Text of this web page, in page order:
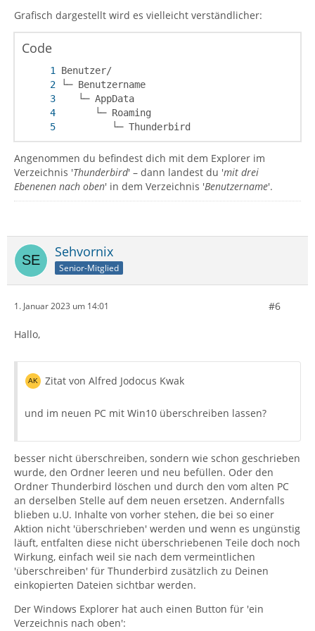
Grafisch dargestellt wird es vielleicht verständlicher:
Code
         └─ Thunderbird
Angenommen du befindest dich mit dem Explorer im
Verzeichnis 'Thunderbird' – dann landest du 'mit drei
Ebenenen nach oben' in dem Verzeichnis 'Benutzername'.
Sehvornix
Senior-Mitglied
1. Januar 2023 um 14:01 #6
Hallo,
Zitat von Alfred Jodocus Kwak
und im neuen PC mit Win10 überschreiben lassen?
besser nicht überschreiben, sondern wie schon geschrieben
wurde, den Ordner leeren und neu befüllen. Oder den
Ordner Thunderbird löschen und durch den vom alten PC
an derselben Stelle auf dem neuen ersetzen. Andernfalls
blieben u.U. Inhalte von vorher stehen, die bei so einer
Aktion nicht 'überschrieben' werden und wenn es ungünstig
läuft, entfalten diese nicht überschriebenen Teile doch noch
Wirkung, einfach weil sie nach dem vermeintlichen
'überschreiben' für Thunderbird zusätzlich zu Deinen
einkopierten Dateien sichtbar werden.
Der Windows Explorer hat auch einen Button für 'ein
Verzeichnis nach oben':